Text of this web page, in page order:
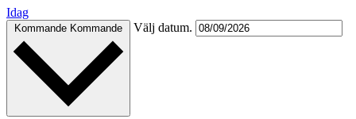
Idag
Kommande Kommande Välj datum.